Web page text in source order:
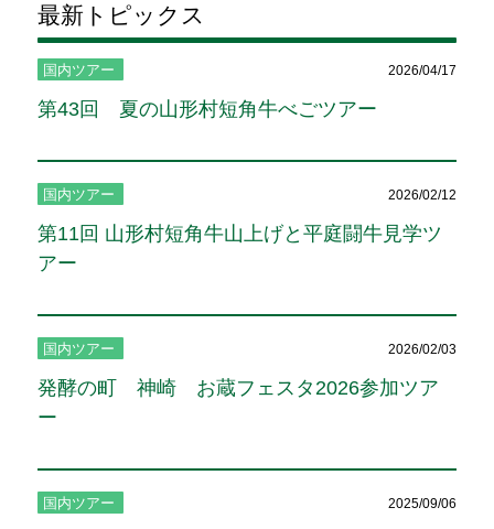
最新トピックス
国内ツアー 2026/04/17
第43回 夏の山形村短角牛べごツアー
国内ツアー 2026/02/12
第11回 山形村短角牛山上げと平庭闘牛見学ツ
アー
国内ツアー 2026/02/03
発酵の町 神崎 お蔵フェスタ2026参加ツア
ー
国内ツアー 2025/09/06